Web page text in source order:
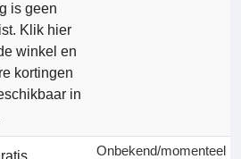
is geen
Klik hier
winkel en
kortingen
in
Onbekend/momenteel